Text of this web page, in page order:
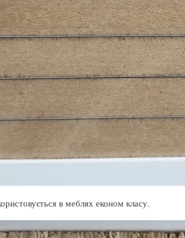
в меблях економ класу.